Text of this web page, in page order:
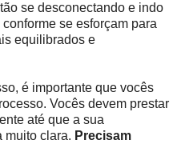
se desconectando e indo
se esforçam para
equilibrados e
é importante que vocês
Vocês devem prestar
até que a sua
muito clara. Precisam